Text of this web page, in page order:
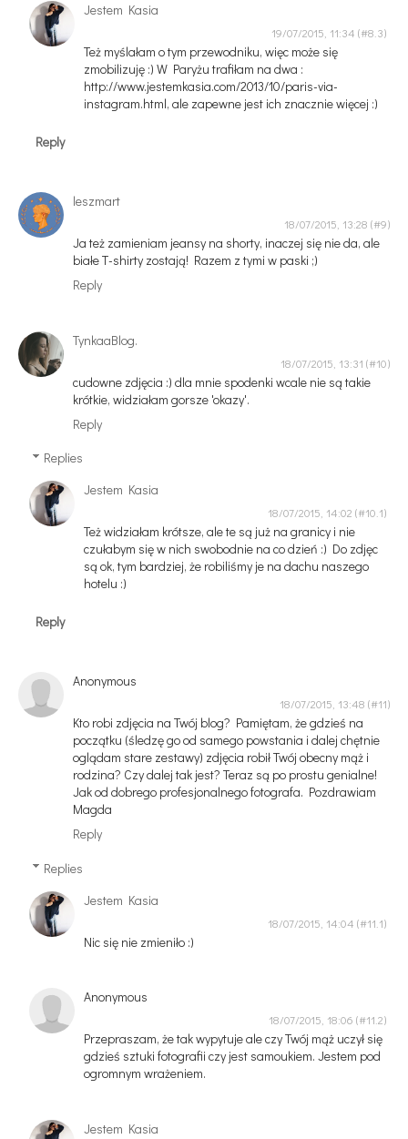
Jestem Kasia
19/07/2015, 11:34
Też myślałam o tym przewodniku, więc może się
zmobilizuję :) W Paryżu trafiłam na dwa :
http://www.jestemkasia.com/2013/10/paris-via-
instagram.html, ale zapewne jest ich znacznie więcej :)
Reply
leszmart
18/07/2015, 13:28
Ja też zamieniam jeansy na shorty, inaczej się nie da, ale
białe T-shirty zostają! Razem z tymi w paski ;)
Reply
TynkaaBlog.
18/07/2015, 13:31
cudowne zdjęcia :) dla mnie spodenki wcale nie są takie
krótkie, widziałam gorsze 'okazy'.
Reply
Replies
Jestem Kasia
18/07/2015, 14:02
Też widziałam krótsze, ale te są już na granicy i nie
czułabym się w nich swobodnie na co dzień :) Do zdjęc
są ok, tym bardziej, że robiliśmy je na dachu naszego
hotelu :)
Reply
Anonymous
18/07/2015, 13:48
Kto robi zdjęcia na Twój blog? Pamiętam, że gdzieś na
początku (śledzę go od samego powstania i dalej chętnie
oglądam stare zestawy) zdjęcia robił Twój obecny mąż i
rodzina? Czy dalej tak jest? Teraz są po prostu genialne!
Jak od dobrego profesjonalnego fotografa. Pozdrawiam
Magda
Reply
Replies
Jestem Kasia
18/07/2015, 14:04
Nic się nie zmieniło :)
Anonymous
18/07/2015, 18:06
Przepraszam, że tak wypytuje ale czy Twój mąż uczył się
gdzieś sztuki fotografii czy jest samoukiem. Jestem pod
ogromnym wrażeniem.
Jestem Kasia